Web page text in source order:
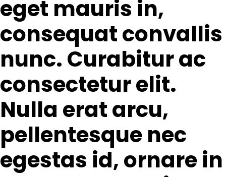
eget mauris in,
consequat convallis
nunc. Curabitur ac
consectetur elit.
Nulla erat arcu,
pellentesque nec
egestas id, ornare in